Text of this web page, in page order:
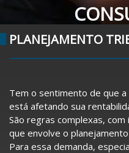
PLANEJAMENTO
Tem o sentimento de que
está afetando sua
São regras complexas,
que envolve o
Para essa demanda,